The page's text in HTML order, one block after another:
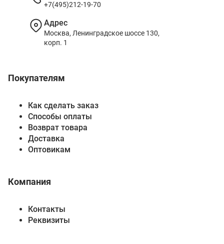
Покупателям
Как сделать заказ
Способы оплаты
Возврат товара
Доставка
Оптовикам
Компания
Контакты
Реквизиты
+7(495)212-19-70
Адрес
Москва, Ленинградское шоссе 130,
корп. 1